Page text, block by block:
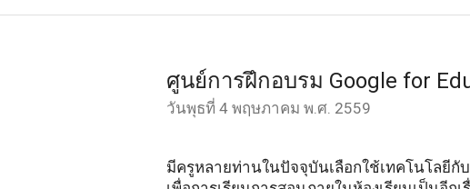
ศูนย์การฝึกอบรม Google for
วันพุธที่ 4 พฤษภาคม พ.ศ. 2559
มีครูหลายท่านในปัจจุบันเลือกใช้เทคโนโลยี